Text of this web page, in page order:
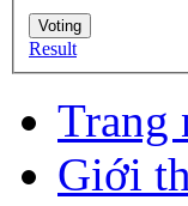
Result
Trang
Giới